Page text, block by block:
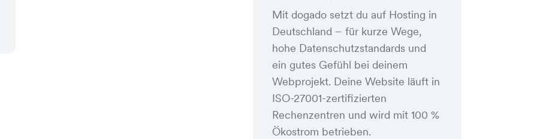
Mit dogado setzt du auf Hosting in
Deutschland – für kurze Wege,
hohe Datenschutzstandards und
ein gutes Gefühl bei deinem
Webprojekt. Deine Website läuft in
ISO-27001-zertifizierten
Rechenzentren und wird mit 100 %
Ökostrom betrieben.